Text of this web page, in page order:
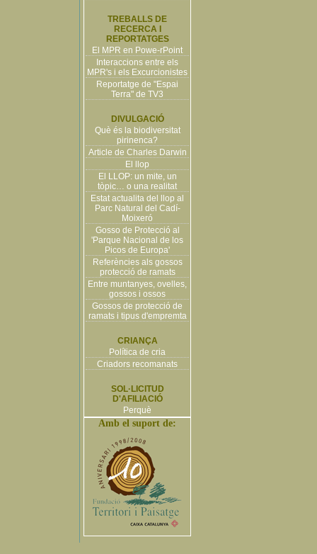
TREBALLS DE
RECERCA I
REPORTATGES
El MPR en Powe-rPoint
Interaccions entre els
MPR's i els Excurcionistes
Reportatge de "Espai
Terra" de TV3
DIVULGACIÓ
Què és la biodiversitat
pirinenca?
Article de Charles Darwin
El llop
El LLOP: un mite, un
tòpic… o una realitat
Estat actualita del llop al
Parc Natural del Cadí-
Moixeró
Gosso de Protecció al
'Parque Nacional de los
Picos de Europa'
Referències als gossos
protecció de ramats
Entre muntanyes, ovelles,
gossos i ossos
Gossos de protecció de
ramats i tipus d'empremta
CRIANÇA
Política de cria
Criadors recomanats
SOL·LICITUD
D'AFILIACIÓ
Perquè
Amb el suport de: